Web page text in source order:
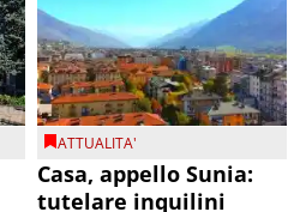
ATTUALITA'
Casa, appello Sunia:
tutelare inquilini